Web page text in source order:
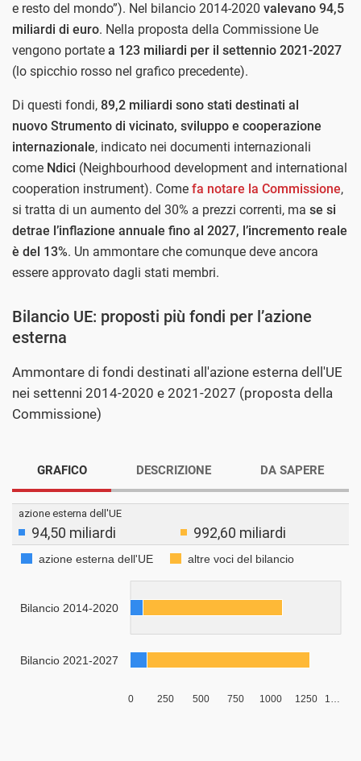
e resto del mondo”). Nel bilancio 2014-2020 valevano 94,5
miliardi di euro. Nella proposta della Commissione Ue
vengono portate a 123 miliardi per il settennio 2021-2027
(lo spicchio rosso nel grafico precedente).
Di questi fondi, 89,2 miliardi sono stati destinati al
nuovo Strumento di vicinato, sviluppo e cooperazione
internazionale, indicato nei documenti internazionali
come Ndici (Neighbourhood development and international
cooperation instrument). Come fa notare la Commissione,
si tratta di un aumento del 30% a prezzi correnti, ma se si
detrae l’inflazione annuale fino al 2027, l’incremento reale
è del 13%. Un ammontare che comunque deve ancora
essere approvato dagli stati membri.
Bilancio UE: proposti più fondi per l’azione
esterna
Ammontare di fondi destinati all'azione esterna dell'UE
nei settenni 2014-2020 e 2021-2027 (proposta della
Commissione)
GRAFICO DESCRIZIONE DA SAPERE